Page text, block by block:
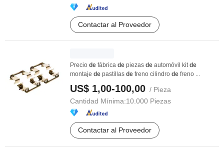
Contactar al Proveedor
Precio de fábrica de piezas de automóvil kitde
montaje de pastillas de freno cilindro de freno ...
US$ 1,00-100,00 / Pieza
Cantidad Mínima:10.000 Piezas
Contactar al Proveedor